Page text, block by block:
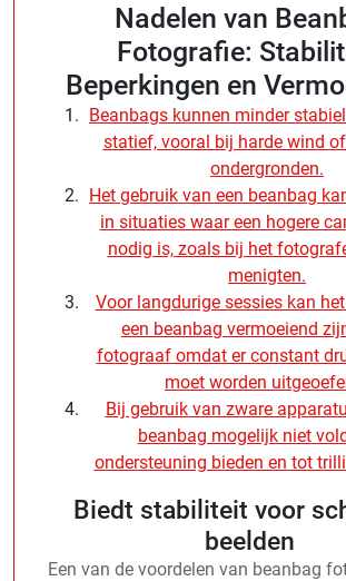
Nadelen van
Fotografie:
Beperkingen en
Beanbags kunnen minder
statief, vooral bij harde wind
ondergronden.
Het gebruik van een beanbag
in situaties waar een hogere
nodig is, zoals bij het
menigten.
Voor langdurige sessies kan
een beanbag vermoeiend
fotograaf omdat er constant
moet worden
Bij gebruik van zware
beanbag mogelijk niet
ondersteuning bieden en tot
Biedt stabiliteit voor
beelden
Een van de voordelen van beanbag